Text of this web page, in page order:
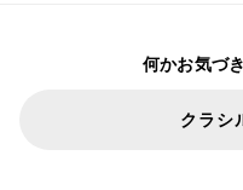
何かお気づ
クラシ